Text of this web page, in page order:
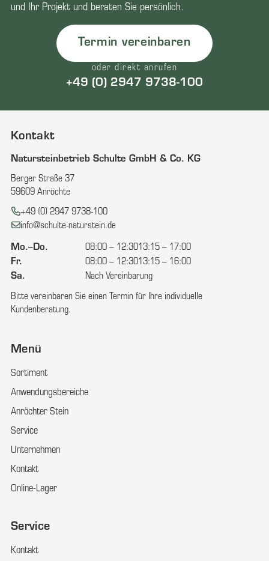
und Ihr Projekt und beraten Sie persönlich.
Termin vereinbaren
oder direkt anrufen
+49 (0) 2947 9738-100
Kontakt
Natursteinbetrieb Schulte GmbH & Co. KG
Berger Straße 37
59609 Anröchte
Telefon:
+49 (0) 2947 9738-100
E-Mail:
info@schulte-naturstein.de
Mo.–Do. 08:00 – 12:3013:15 – 17:00
Fr.
08:00 – 12:3013:15 – 16:00
Sa.
Nach Vereinbarung
Bitte vereinbaren Sie einen Termin für Ihre individuelle
Kundenberatung.
Menü
Sortiment
Anwendungsbereiche
Anröchter Stein
Service
Unternehmen
Kontakt
Online-Lager
Service
Kontakt